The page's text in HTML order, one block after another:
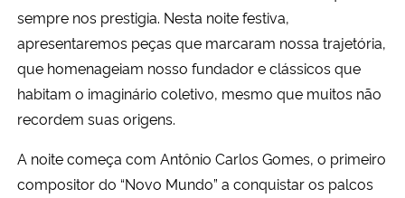
Secretaria de Governo
Gabinete de Segurança Institucional
Banco Central do Brasil
sempre nos prestigia. Nesta noite festiva,
apresentaremos peças que marcaram nossa trajetória,
que homenageiam nosso fundador e clássicos que
habitam o imaginário coletivo, mesmo que muitos não
recordem suas origens.
A noite começa com Antônio Carlos Gomes, o primeiro
compositor do “Novo Mundo” a conquistar os palcos